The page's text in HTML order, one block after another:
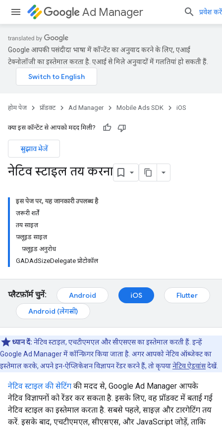
Ad Manager प्रवेश करें
Google आपकी पसंदीदा भाषा में कॉन्टेंट का अनुवाद करने के लिए, एआई
टेक्नोलॉजी का इस्तेमाल करता है. एआई से मिले अनुवादों में गलतियां हो सकती हैं.
होम पेज प्रॉडक्ट Ad Manager Mobile Ads SDK iOS
क्या इस कॉन्टेंट से आपको मदद मिली?
सुझाव भेजें
नेटिव स्टाइल तय करना
इस पेज पर, यह जानकारी उपलब्ध है
ज़रूरी शर्तें
तय साइज़
फ़्लूइड साइज़
फ़्लूइड अनुरोध
GADAdSizeDelegate प्रोटोकॉल
प्लैटफ़ॉर्म चुनें: Android iOS
Flutter
Android (लेगसी)
ध्यान दें: नेटिव स्टाइल, एचटीएमएल और सीएसएस का इस्तेमाल करती हैं. इन्हें
Google Ad Manager में कॉन्फ़िगर किया जाता है. अगर आपको नेटिव ऑब्जेक्ट का
इस्तेमाल करके, अपने इन-ऐप्लिकेशन विज्ञापन रेंडर करने हैं, तो कृपयानेटिव ऐडवांसदेखें.
नेटिव स्टाइल की सेटिंग की मदद से, Google Ad Manager आपके
नेटिव विज्ञापनों को रेंडर कर सकता है. इसके लिए, वह प्रॉडक्ट में बताई गई
नेटिव स्टाइल का इस्तेमाल करता है. सबसे पहले, साइज़ और टारगेटिंग तय
करें. इसके बाद, एचटीएमएल, सीएसएस, और JavaScript जोड़ें, ताकि